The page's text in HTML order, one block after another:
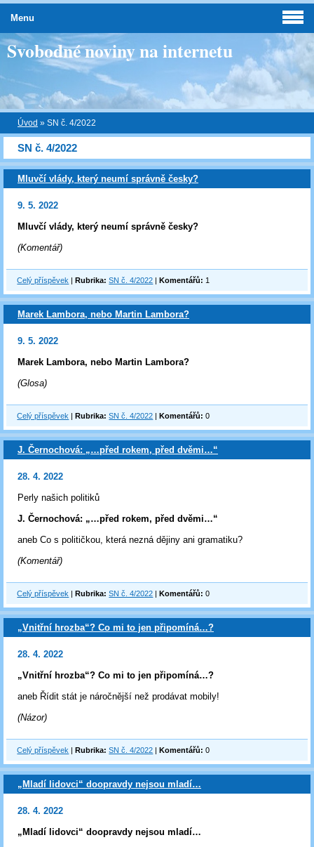
Svobodné noviny na internetu
Úvod » SN č. 4/2022
SN č. 4/2022
Mluvčí vlády, který neumí správně česky?
9. 5. 2022
Mluvčí vlády, který neumí správně česky?
(Komentář)
Celý příspěvek |Rubrika: SN č. 4/2022 |Komentářů: 1
Marek Lambora, nebo Martin Lambora?
9. 5. 2022
Marek Lambora, nebo Martin Lambora?
(Glosa)
Celý příspěvek |Rubrika: SN č. 4/2022 |Komentářů: 0
J. Černochová: „…před rokem, před dvěmi…“
28. 4. 2022
Perly našich politiků
J. Černochová: „…před rokem, před dvěmi…“
aneb Co s političkou, která nezná dějiny ani gramatiku?
(Komentář)
Celý příspěvek |Rubrika: SN č. 4/2022 |Komentářů: 0
„Vnitřní hrozba“? Co mi to jen připomíná…?
28. 4. 2022
„Vnitřní hrozba“? Co mi to jen připomíná…?
aneb Řídit stát je náročnější než prodávat mobily!
(Názor)
Celý příspěvek |Rubrika: SN č. 4/2022 |Komentářů: 0
„Mladí lidovci“ doopravdy nejsou mladí…
28. 4. 2022
„Mladí lidovci“ doopravdy nejsou mladí…
Menu